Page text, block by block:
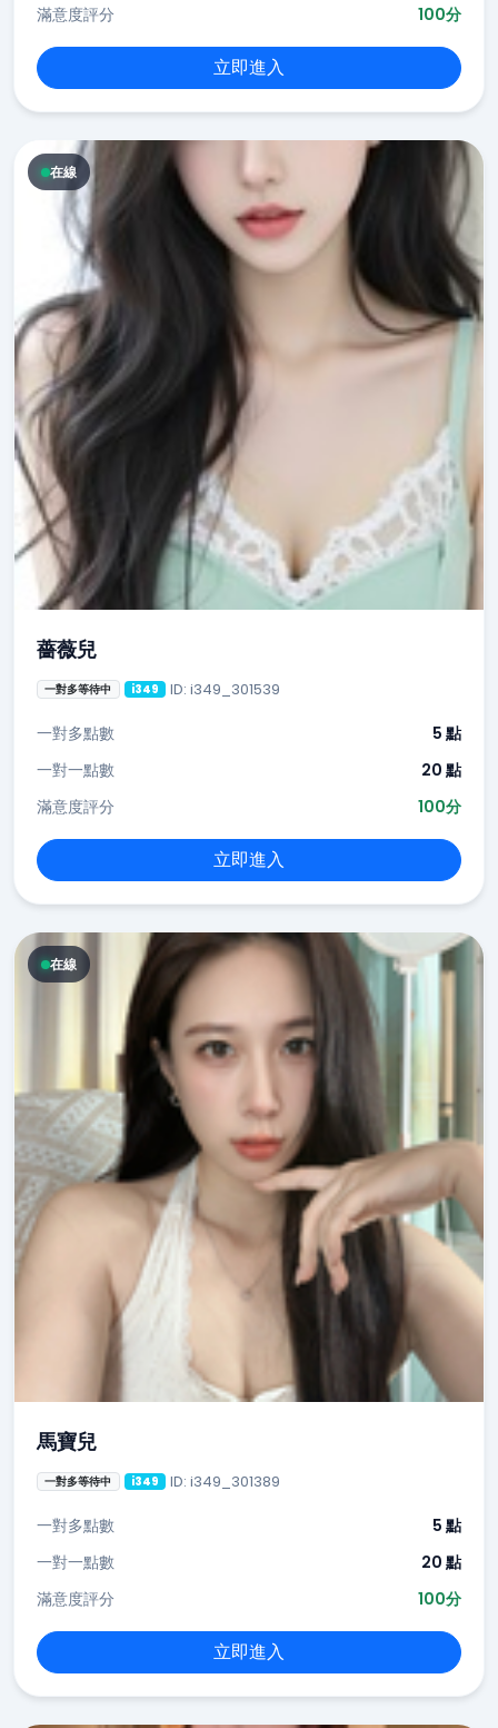
滿意度評分
100分
立即進入
在線
薔薇兒
一對多等待中 i349 ID: i349_301539
一對多點數
5 點
一對一點數
20 點
滿意度評分
100分
立即進入
在線
馬寶兒
一對多等待中 i349 ID: i349_301389
一對多點數
5 點
一對一點數
20 點
滿意度評分
100分
立即進入